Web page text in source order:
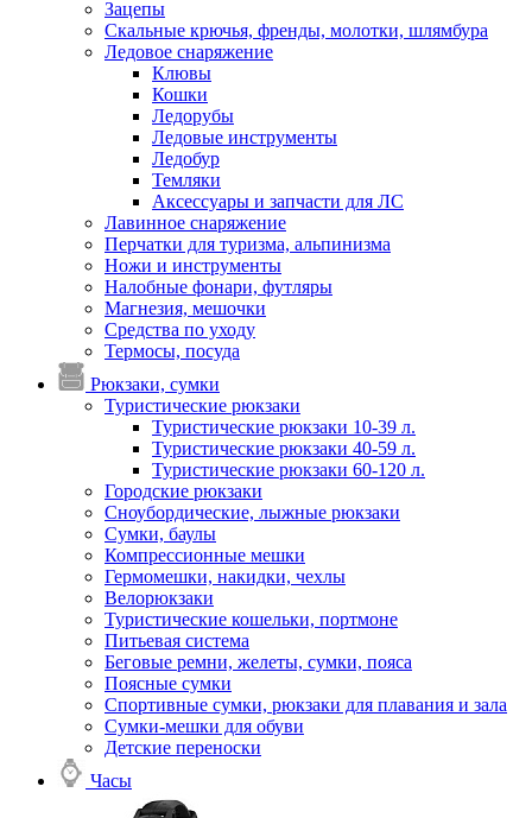
Зацепы
Скальные крючья, френды, молотки, шлямбура
Ледовое снаряжение
Клювы
Кошки
Ледорубы
Ледовые инструменты
Ледобур
Темляки
Аксессуары и запчасти для ЛС
Лавинное снаряжение
Перчатки для туризма, альпинизма
Ножи и инструменты
Налобные фонари, футляры
Магнезия, мешочки
Средства по уходу
Термосы, посуда
Рюкзаки, сумки
Туристические рюкзаки
Туристические рюкзаки 10-39 л.
Туристические рюкзаки 40-59 л.
Туристические рюкзаки 60-120 л.
Городские рюкзаки
Сноубордические, лыжные рюкзаки
Сумки, баулы
Компрессионные мешки
Гермомешки, накидки, чехлы
Велорюкзаки
Туристические кошельки, портмоне
Питьевая система
Беговые ремни, желеты, сумки, пояса
Поясные сумки
Спортивные сумки, рюкзаки для плавания и зала
Сумки-мешки для обуви
Детские переноски
Часы